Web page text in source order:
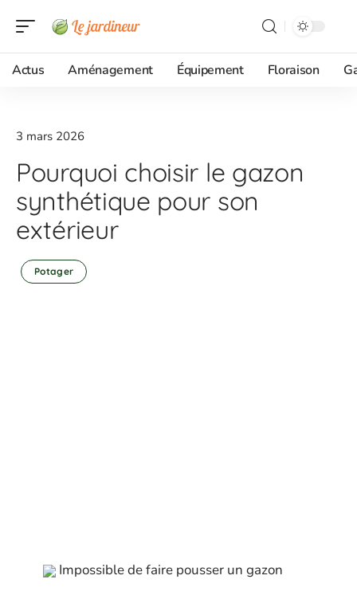
Actus Aménagement Équipement Floraison
3 mars 2026
Pourquoi choisir le gazon
synthétique pour son
extérieur
Potager
Impossible de faire pousser un gazon